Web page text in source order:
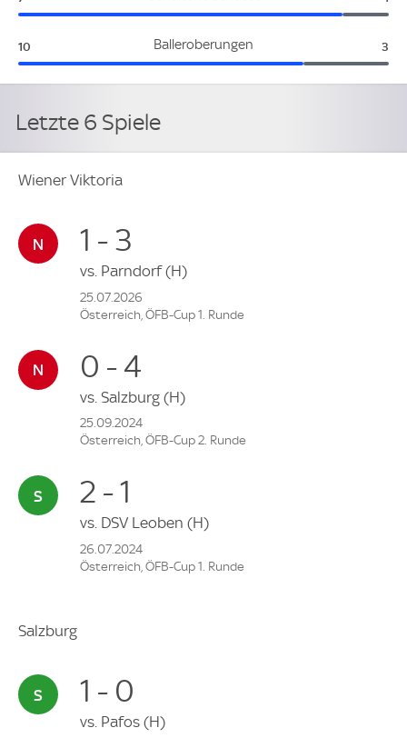
Balleroberungen
Wiener Viktoria:
10 3
Letzte 6 Spiele
Wiener Viktoria
1 - 3
vs. Parndorf(H)
25.07.2026
Österreich, ÖFB-Cup 1. Runde
0 - 4
vs. Salzburg (H)
25.09.2024
Österreich, ÖFB-Cup 2. Runde
2 - 1
vs. DSV Leoben (H)
26.07.2024
Österreich, ÖFB-Cup 1. Runde
Salzburg
1 - 0
vs. Pafos (H)